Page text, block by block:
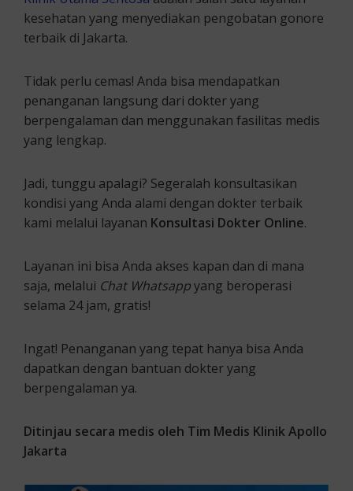
kesehatan yang menyediakan pengobatan gonore
terbaik di Jakarta.
Tidak perlu cemas! Anda bisa mendapatkan
penanganan langsung dari dokter yang
berpengalaman dan menggunakan fasilitas medis
yang lengkap.
Jadi, tunggu apalagi? Segeralah konsultasikan
kondisi yang Anda alami dengan dokter terbaik
kami melalui layanan Konsultasi Dokter Online.
Layanan ini bisa Anda akses kapan dan di mana
saja, melalui Chat Whatsappyang beroperasi
selama 24 jam, gratis!
Ingat! Penanganan yang tepat hanya bisa Anda
dapatkan dengan bantuan dokter yang
berpengalaman ya.
Ditinjau secara medis oleh Tim Medis Klinik Apollo
Jakarta